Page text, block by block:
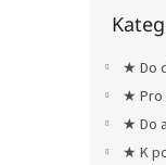
★ Do
★
★ Do
★ K